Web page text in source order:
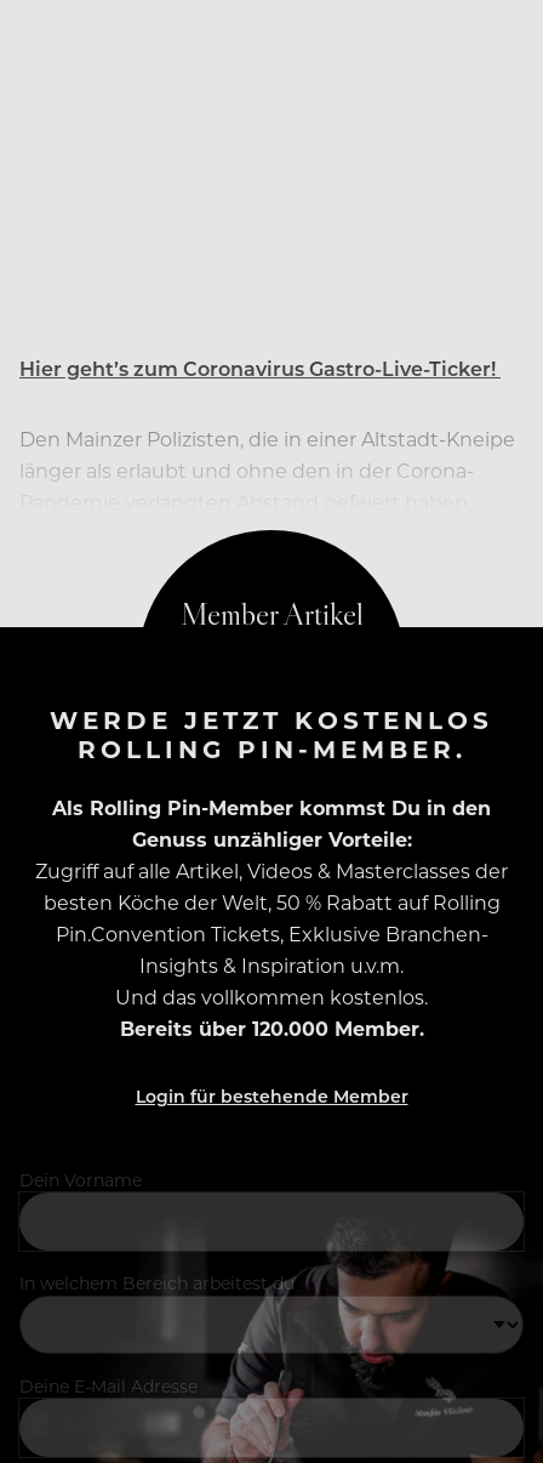
Hier geht’s zum Coronavirus Gastro-Live-Ticker!
Den Mainzer Polizisten, die in einer Altstadt-Kneipe
länger als erlaubt und ohne den in der Corona-
droht ein Bußgeld von einigen hundert Euro.
WERDE JETZT KOSTENLOS
ROLLING PIN-MEMBER.
Als Rolling Pin-Member kommst Du in den
Genuss unzähliger Vorteile:
Zugriff auf alle Artikel, Videos & Masterclasses der
besten Köche der Welt, 50 % Rabatt auf Rolling
Pin.Convention Tickets, Exklusive Branchen-
Insights & Inspiration u.v.m.
Und das vollkommen kostenlos.
Bereits über 120.000 Member.
Login für bestehende Member
Dein Vorname
In welchem Bereich arbeitest du
Deine E-Mail Adresse